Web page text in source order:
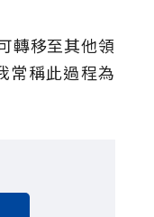
轉移至其他領
常稱此過程為